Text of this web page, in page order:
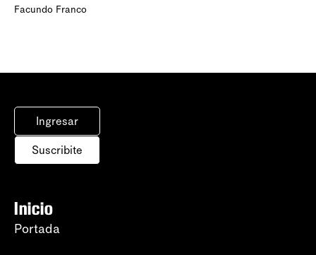
Facundo Franco
Ingresar
Suscribite
Inicio
Portada